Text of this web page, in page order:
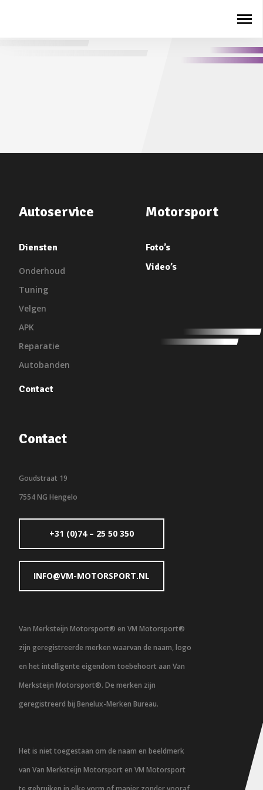
Autoservice
Diensten
Onderhoud
Tuning
Velgen
APK
Reparatie
Autobanden
Contact
Motorsport
Foto’s
Video’s
Contact
Goudstraat 19
7554 NG Hengelo
+31 (0)74 – 25 50 350
INFO@VM-MOTORSPORT.NL
Van Merksteijn Motorsport® en VM Motorsport®
zijn geregistreerde merken waarvan de naam, logo
en het intelligente eigendom toebehoort aan Van
Merksteijn Motorsport®. De merken zijn
geregistreerd bij Benelux-Merken Bureau.
Het is niet toegestaan om de naam en beeldmerk
van Van Merksteijn Motorsport en VM Motorsport